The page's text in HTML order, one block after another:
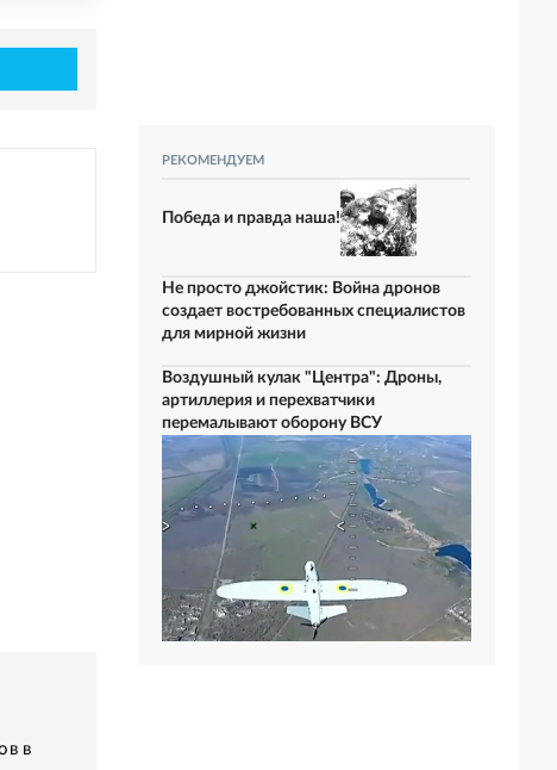
в
РЕКОМЕНДУЕМ
Победа и правда наша!
Не просто джойстик: Война дронов
создает востребованных специалистов
для мирной жизни
Воздушный кулак "Центра": Дроны,
артиллерия и перехватчики
перемалывают оборону ВСУ